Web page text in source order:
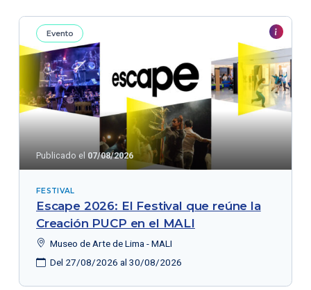
Evento
Publicado el 07/08/2026
FESTIVAL
Escape 2026: El Festival que reúne la
Creación PUCP en el MALI
Museo de Arte de Lima - MALI
Del 27/08/2026 al 30/08/2026